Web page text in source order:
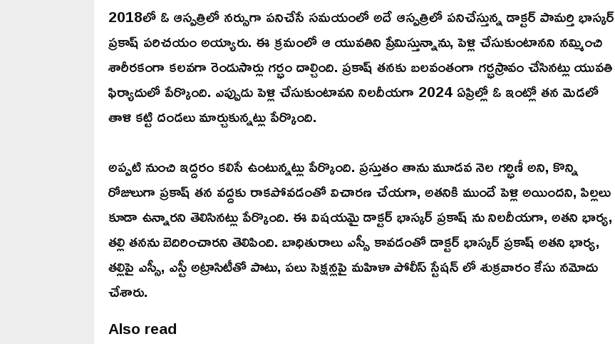
2018లో ఓ ఆస్పత్రిలో నర్సుగా పనిచేసే సమయంలో అదే ఆస్పత్రిలో పనిచేస్తున్న డాక్టర్ పామర్తి భాస్కర్
ప్రకాష్ పరిచయం అయ్యారు. ఈ క్రమంలో ఆ యువతిని ప్రేమిస్తున్నాను, పెళ్లి చేసుకుంటానని నమ్మించి
శారీరకంగా కలవగా రెండుసార్లు గర్భం దాల్చింది. ప్రకాష్ తనకు బలవంతంగా గర్భస్రావం చేసినట్లు యువతి
ఫిర్యాదులో పేర్కొంది. ఎప్పుడు పెళ్లి చేసుకుంటావని నిలదీయగా 2024 ఏప్రిల్లో ఓ ఇంట్లో తన మెడలో
తాళి కట్టి దండలు మార్చుకున్నట్లు పేర్కొంది.
అప్పటి నుంచి ఇద్దరం కలిసే ఉంటున్నట్లు పేర్కొంది. ప్రస్తుతం తాను మూడవ నెల గర్భిణీ అని, కొన్ని
రోజులుగా ప్రకాష్ తన వద్దకు రాకపోవడంతో విచారణ చేయగా, అతనికి ముందే పెళ్లి అయిందని, పిల్లలు
కూడా ఉన్నారని తెలిసినట్లు పేర్కొంది. ఈ విషయమై డాక్టర్ భాస్కర్ ప్రకాష్ ను నిలదీయగా, అతని భార్య,
తల్లి తనను బెదిరించారని తెలిపింది. బాధితురాలు ఎస్సీ కావడంతో డాక్టర్ భాస్కర్ ప్రకాష్ అతని భార్య,
తల్లిపై ఎస్సీ, ఎస్టీ అట్రాసిటీతో పాటు, పలు సెక్షన్లపై మహిళా పోలీస్ స్టేషన్ లో శుక్రవారం కేసు నమోదు
చేశారు.
Also read